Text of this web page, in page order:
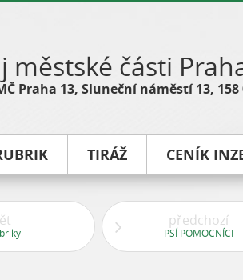
městské části
Praha 13, Sluneční náměstí 13, 158
TIRÁŽ CENÍK
předchozí
PSÍ POMOCNÍCI